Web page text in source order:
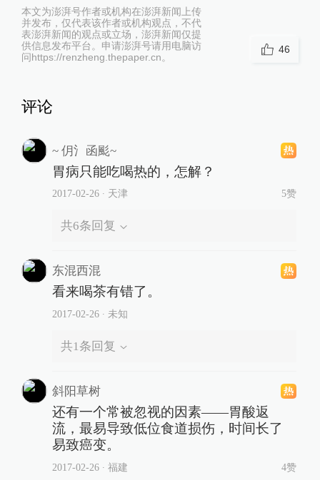
本文为澎湃号作者或机构在澎湃新闻上传
并发布，仅代表该作者或机构观点，不代
表澎湃新闻的观点或立场，澎湃新闻仅提
供信息发布平台。申请澎湃号请用电脑访
问https://renzheng.thepaper.cn。
46
评论
~ 仴氵函颩~
胃病只能吃喝热的，怎解？
2017-02-26∙ 天津 5赞
共6条回复
东混西混
看来喝茶有错了。
2017-02-26∙ 未知
共1条回复
斜阳草树
还有一个常被忽视的因素——胃酸返
流，最易导致低位食道损伤，时间长了
易致癌变。
2017-02-26∙ 福建 4赞